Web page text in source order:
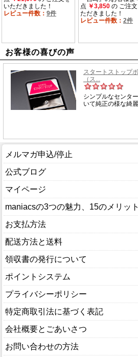
お客様の喜びの声
メルマガ申込/停止
公式ブログ
マイページ
maniacsの3つの魅力、15のメリット
お支払方法
配送方法と送料
領収書の発行について
ポイントシステム
プライバシーポリシー
特定商取引法に基づく表記
会社概要とごあいさつ
お問い合わせの方法